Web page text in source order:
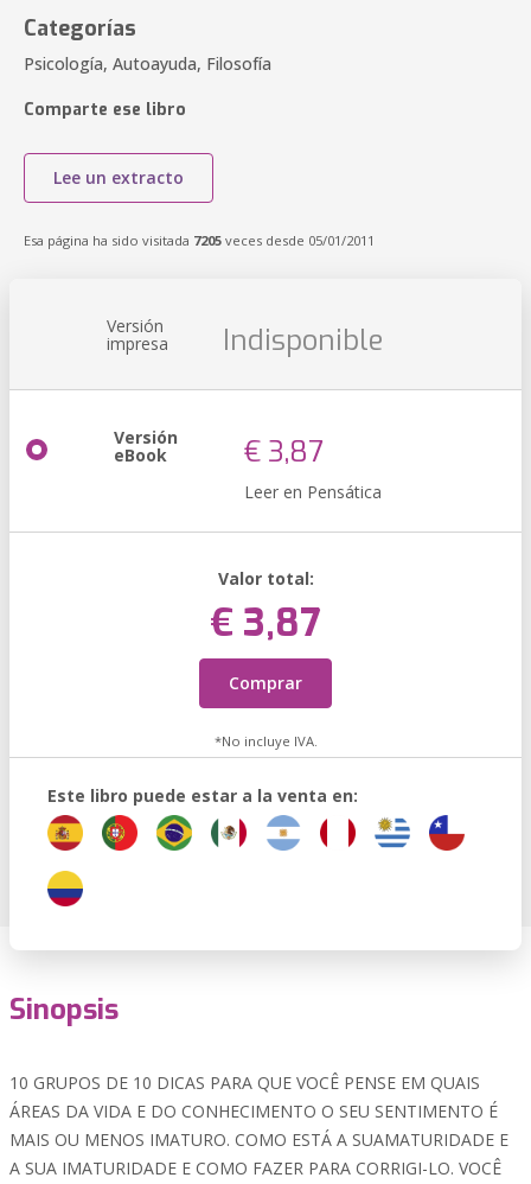
Categorías
Psicología, Autoayuda, Filosofía
Comparte ese libro
Lee un extracto
Esa página ha sido visitada 7205 veces desde 05/01/2011
Versión
impresa Indisponible
Versión
eBook € 3,87
Leer en Pensática
Valor total:
€ 3,87
Comprar
*No incluye IVA.
Este libro puede estar a la venta en:
Sinopsis
10 GRUPOS DE 10 DICAS PARA QUE VOCÊ PENSE EM QUAIS
ÁREAS DA VIDA E DO CONHECIMENTO O SEU SENTIMENTO É
MAIS OU MENOS IMATURO. COMO ESTÁ A SUAMATURIDADE E
A SUA IMATURIDADE E COMO FAZER PARA CORRIGI-LO. VOCÊ